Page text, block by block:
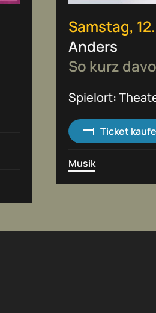
Samstag,
Anders
So kurz
Spielort:
Ticket
Musik